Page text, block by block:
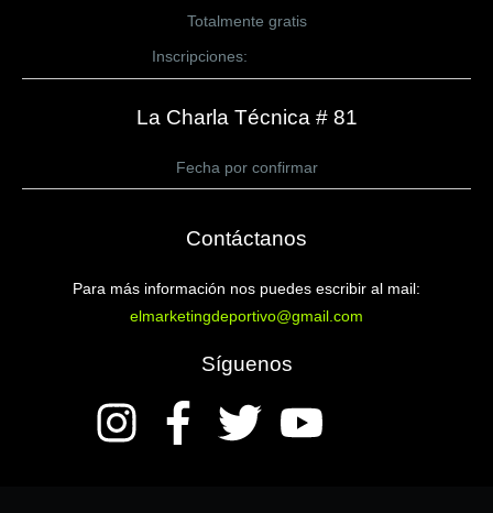
Totalmente gratis
Inscripciones:
La Charla Técnica # 81
Fecha por confirmar
Contáctanos
Para más información nos puedes escribir al mail:
elmarketingdeportivo@gmail.com
Síguenos